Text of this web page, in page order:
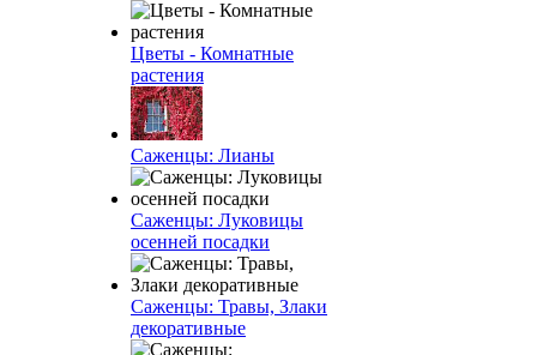
Цветы - Комнатные
растения
Саженцы: Лианы
Саженцы: Луковицы
осенней посадки
Саженцы: Травы, Злаки
декоративные